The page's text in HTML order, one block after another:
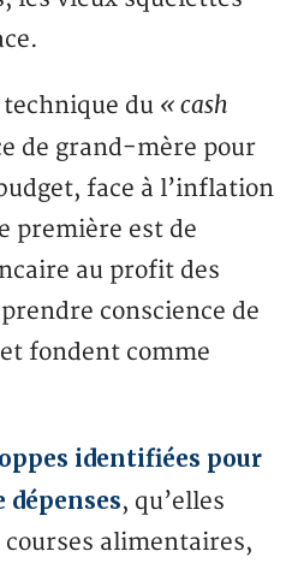
technique du « cash
de grand-mère pour
face à l’inflation
première est de
au profit des
conscience de
fondent comme
identifiées pour
dépenses, qu’elles
alimentaires,